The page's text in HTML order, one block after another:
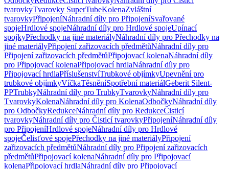
tvarovkyTvarovky SuperTubeKolenaZvláštní
tvarovkyPřipojeníNáhradní díly pro PřipojeníSvařované
spojeHrdlové spojeNáhradní díly pro Hrdlové spojeUpínací
spojkyPřechodky na jiné materiályNáhradní díly pro Přechodky na
jiné materiályPřipojení zařizovacích předmětůNáhradní díly pro
Připojení zařizovacích předmětůPřipojovací kolenaNáhradní díly
pro Připojovací kolenaPřipojovací hrdlaNáhradní díly pro
Připojovací hrdlaPříslušenstvíTrubkové objímkyUpevnění pro
trubkové objímkyVíčkaTěsněníSpotřební materiálGeberit Silent-
PPTrubkyNáhradní díly pro TrubkyTvarovkyNáhradní díly pro
TvarovkyKolenaNáhradní díly pro KolenaOdbočkyNáhradní díly
pro OdbočkyRedukceNáhradní díly pro RedukceČisticí
tvarovkyNáhradní díly pro Čisticí tvarovkyPřipojeníNáhradní díly
pro PřipojeníHrdlové spojeNáhradní díly pro Hrdlové
spojeČelisťové spojePřechodky na jiné materiályPřipojení
zařizovacích předmětůNáhradní díly pro Připojení zařizovacích
předmětůPřipojovací kolenaNáhradní díly pro Připojovací
kolenaPřipojovací hrdlaNáhradní díly pro Připojovací